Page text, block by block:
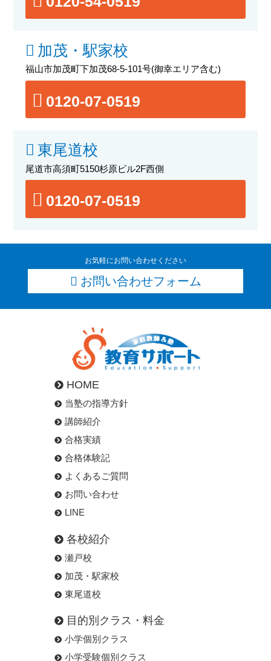
加茂・駅家校
福山市加茂町下加茂68-5-101号(御幸エリア含む)
0120-07-0519
東尾道校
尾道市高須町5150杉原ビル2F西側
0120-07-0519
お気軽にお問い合わせください
お問い合わせフォーム
HOME
当塾の指導方針
講師紹介
合格実績
合格体験記
よくあるご質問
お問い合わせ
LINE
各校紹介
瀬戸校
加茂・駅家校
東尾道校
目的別クラス・料金
小学個別クラス
小学受験個別クラス